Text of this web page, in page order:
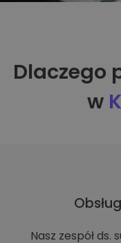
Dlaczego
w
Nasz zespół